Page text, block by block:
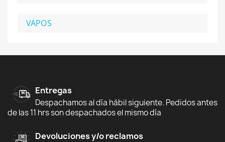
VAPOS
Entregas
Despachamos al día hábil siguiente. Pedidos antes
de las 11 hrs son despachados el mismo día
Devoluciones y/o reclamos